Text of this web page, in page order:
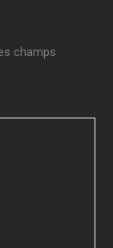
champs